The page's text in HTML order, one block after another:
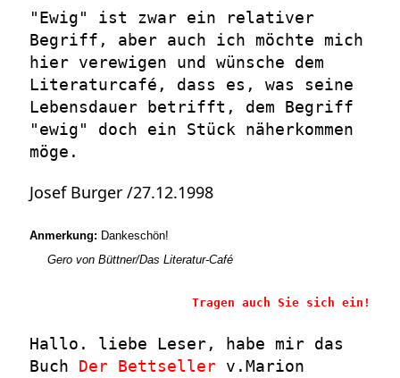
"Ewig" ist zwar ein relativer
Begriff, aber auch ich möchte mich
hier verewigen und wünsche dem
Literaturcafé, dass es, was seine
Lebensdauer betrifft, dem Begriff
"ewig" doch ein Stück näherkommen
möge.
Josef Burger /27.12.1998
Anmerkung: Dankeschön!
Gero von Büttner/Das Literatur-Café
Tragen auch Sie sich ein!
Hallo. liebe Leser, habe mir das
Buch Der Bettseller v.Marion